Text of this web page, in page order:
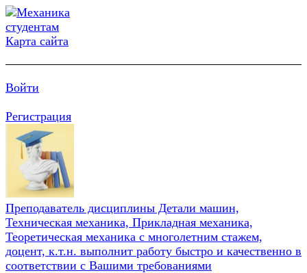
Карта сайта
Войти
Регистрация
Преподаватель дисциплины Детали машин,
Техническая механика, Прикладная механика,
Теоретическая механика с многолетним стажем,
доцент, к.т.н. выполнит работу быстро и качественно в
соответствии с Вашими требованиями